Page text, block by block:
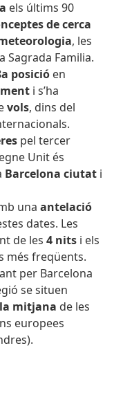
els últims 90
de cerca
, les
Sagrada Familia.
posició en
i s’ha
vols, dins del
pel tercer
Unit és
Barcelona ciutat i
unaantelació
dates. Les
de les 4 nits i els
més freqüents.
per Barcelona
se situen
mitjana de les
europees